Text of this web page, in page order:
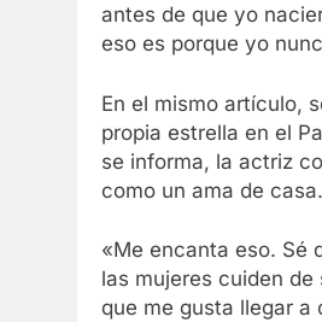
antes de que yo
eso es porque yo
En el mismo artículo,
propia estrella en el
se informa, la actriz
como un ama de casa.
«Me encanta eso. Sé
las mujeres cuiden
que me gusta llegar a